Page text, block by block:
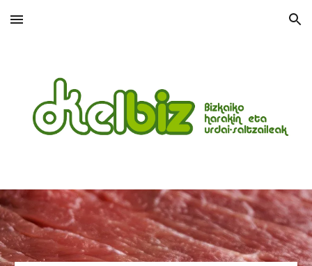
Skip to main content Skip to navigation